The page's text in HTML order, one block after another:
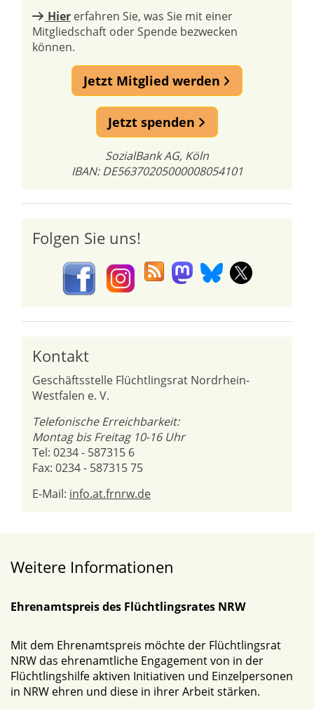
Hier erfahren Sie, was Sie mit einer
Mitgliedschaft oder Spende bezwecken
können.
Jetzt Mitglied werden
Jetzt spenden
SozialBank AG, Köln
IBAN: DE56370205000008054101
Folgen Sie uns!
Kontakt
Geschäftsstelle Flüchtlingsrat Nordrhein-
Westfalen e. V.
Telefonische Erreichbarkeit:
Montag bis Freitag 10-16 Uhr
Tel: 0234 - 587315 6
Fax: 0234 - 587315 75
E-Mail: info.at.frnrw.de
Weitere Informationen
Ehrenamtspreis des Flüchtlingsrates NRW
Mit dem Ehrenamtspreis möchte der Flüchtlingsrat
NRW das ehrenamtliche Engagement von in der
Flüchtlingshilfe aktiven Initiativen und Einzelpersonen
in NRW ehren und diese in ihrer Arbeit stärken.